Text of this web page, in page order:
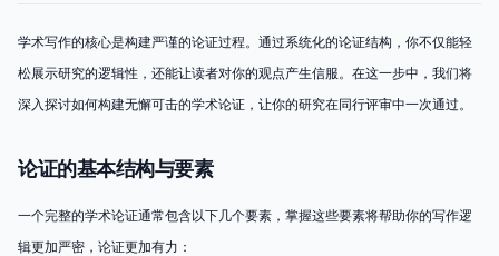
学术写作的核心是构建严谨的论证过程。通过系统化的论证结构，你不仅能轻
松展示研究的逻辑性，还能让读者对你的观点产生信服。在这一步中，我们将
深入探讨如何构建无懈可击的学术论证，让你的研究在同行评审中一次通过。
论证的基本结构与要素
一个完整的学术论证通常包含以下几个要素，掌握这些要素将帮助你的写作逻
辑更加严密，论证更加有力：